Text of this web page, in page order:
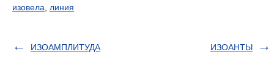
изовела
линия
ИЗОАМПЛИТУДА ИЗОАНТЫ